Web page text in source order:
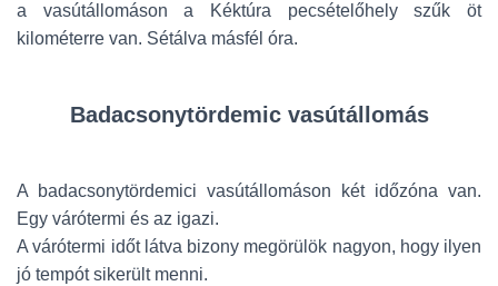
a vasútállomáson a Kéktúra pecsételőhely szűk öt
kilométerre van. Sétálva másfél óra.
Badacsonytördemic vasútállomás
A badacsonytördemici vasútállomáson két időzóna van.
Egy várótermi és az igazi.
A várótermi időt látva bizony megörülök nagyon, hogy ilyen
jó tempót sikerült menni.